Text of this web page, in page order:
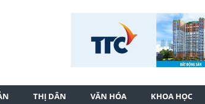
THỊ DÂN VĂN HÓA KHOA HỌC